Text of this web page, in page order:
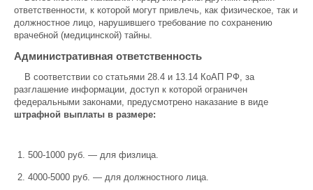
ответственности, к которой могут привлечь, как физическое, так и
должностное лицо, нарушившего требование по сохранению
врачебной (медицинской) тайны.
Административная ответственность
В соответствии со статьями 28.4 и 13.14 КоАП РФ, за
разглашение информации, доступ к которой ограничен
федеральными законами, предусмотрено наказание в виде
штрафной выплаты в размере:
500-1000 руб. — для физлица.
4000-5000 руб. — для должностного лица.